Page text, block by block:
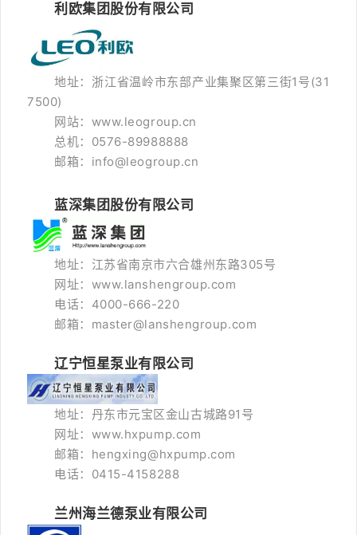
利欧集团股份有限公司
地址：浙江省温岭市东部产业集聚区第三街1号(31
7500)
网站：www.leogroup.cn
总机：0576-89988888
邮箱：info@leogroup.cn
蓝深集团股份有限公司
地址：江苏省南京市六合雄州东路305号
网址：www.lanshengroup.com
电话：4000-666-220
邮箱：master@lanshengroup.com
辽宁恒星泵业有限公司
地址：丹东市元宝区金山古城路91号
网址：www.hxpump.com
邮箱：hengxing@hxpump.com
电话：0415-4158288
兰州海兰德泵业有限公司